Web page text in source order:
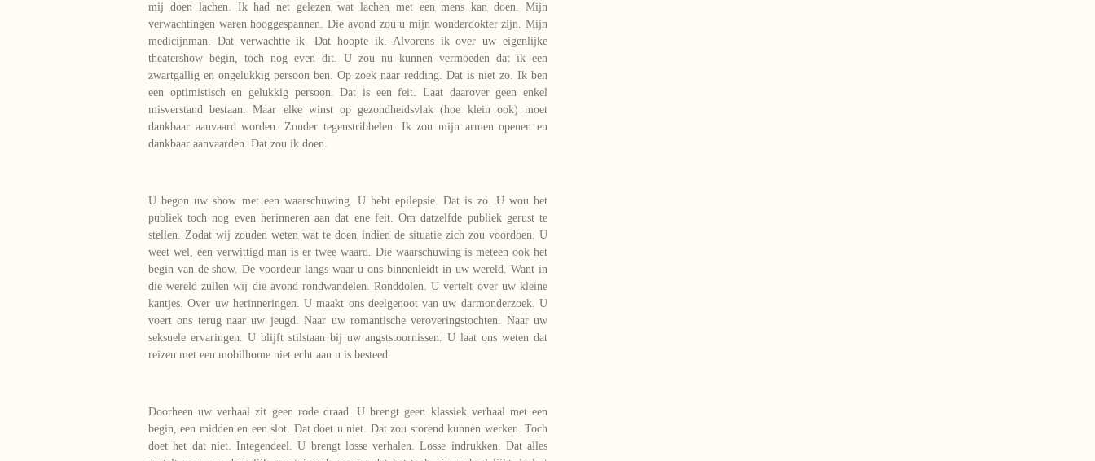
mij doen lachen. Ik had net gelezen wat lachen met een mens kan doen. Mijn
verwachtingen waren hooggespannen. Die avond zou u mijn wonderdokter zijn. Mijn
medicijnman. Dat verwachtte ik. Dat hoopte ik. Alvorens ik over uw eigenlijke
theatershow begin, toch nog even dit. U zou nu kunnen vermoeden dat ik een
zwartgallig en ongelukkig persoon ben. Op zoek naar redding. Dat is niet zo. Ik ben
een optimistisch en gelukkig persoon. Dat is een feit. Laat daarover geen enkel
misverstand bestaan. Maar elke winst op gezondheidsvlak (hoe klein ook) moet
dankbaar aanvaard worden. Zonder tegenstribbelen. Ik zou mijn armen openen en
dankbaar aanvaarden. Dat zou ik doen.
U begon uw show met een waarschuwing. U hebt epilepsie. Dat is zo. U wou het
publiek toch nog even herinneren aan dat ene feit. Om datzelfde publiek gerust te
stellen. Zodat wij zouden weten wat te doen indien de situatie zich zou voordoen. U
weet wel, een verwittigd man is er twee waard. Die waarschuwing is meteen ook het
begin van de show. De voordeur langs waar u ons binnenleidt in uw wereld. Want in
die wereld zullen wij die avond rondwandelen. Ronddolen. U vertelt over uw kleine
kantjes. Over uw herinneringen. U maakt ons deelgenoot van uw darmonderzoek. U
voert ons terug naar uw jeugd. Naar uw romantische veroveringstochten. Naar uw
seksuele ervaringen. U blijft stilstaan bij uw angststoornissen. U laat ons weten dat
reizen met een mobilhome niet echt aan u is besteed.
Doorheen uw verhaal zit geen rode draad. U brengt geen klassiek verhaal met een
begin, een midden en een slot. Dat doet u niet. Dat zou storend kunnen werken. Toch
doet het dat niet. Integendeel. U brengt losse verhalen. Losse indrukken. Dat alles